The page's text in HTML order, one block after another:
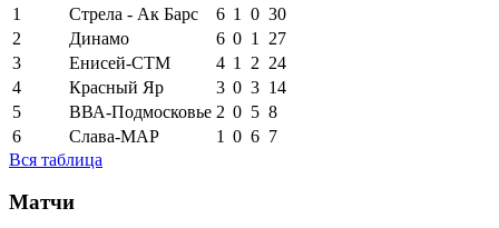
1
Стрела - Ак Барс 6 1 0 30
2
Динамо 6 0 1
27
3
Енисей-СТМ 4 1 2 24
4
Красный Яр 3 0 3 14
5
ВВА-Подмосковье 2 0 5 8
6
Слава-МАР 1 0 6 7
Вся таблица
Матчи